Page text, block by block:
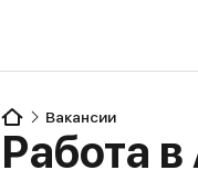
Вакансии
Работа